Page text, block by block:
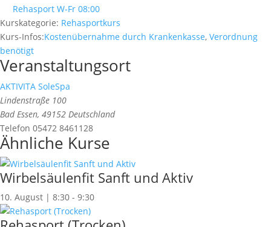
Rehasport W-Fr 08:00
Kurskategorie: Rehasportkurs
Kurs-Infos:Kostenübernahme durch Krankenkasse, Verordnung
benötigt
Veranstaltungsort
AKTIVITA SoleSpa
Lindenstraße 100
Bad Essen, 49152 Deutschland
Telefon 05472 8461128
Ähnliche Kurse
Wirbelsäulenfit Sanft und Aktiv
10. August | 8:30 - 9:30